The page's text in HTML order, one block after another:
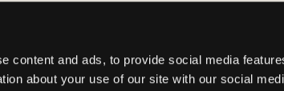
content and ads, to provide social media
about your use of our site with our social